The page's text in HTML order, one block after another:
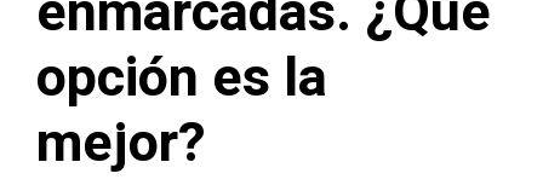
opción es la
mejor?